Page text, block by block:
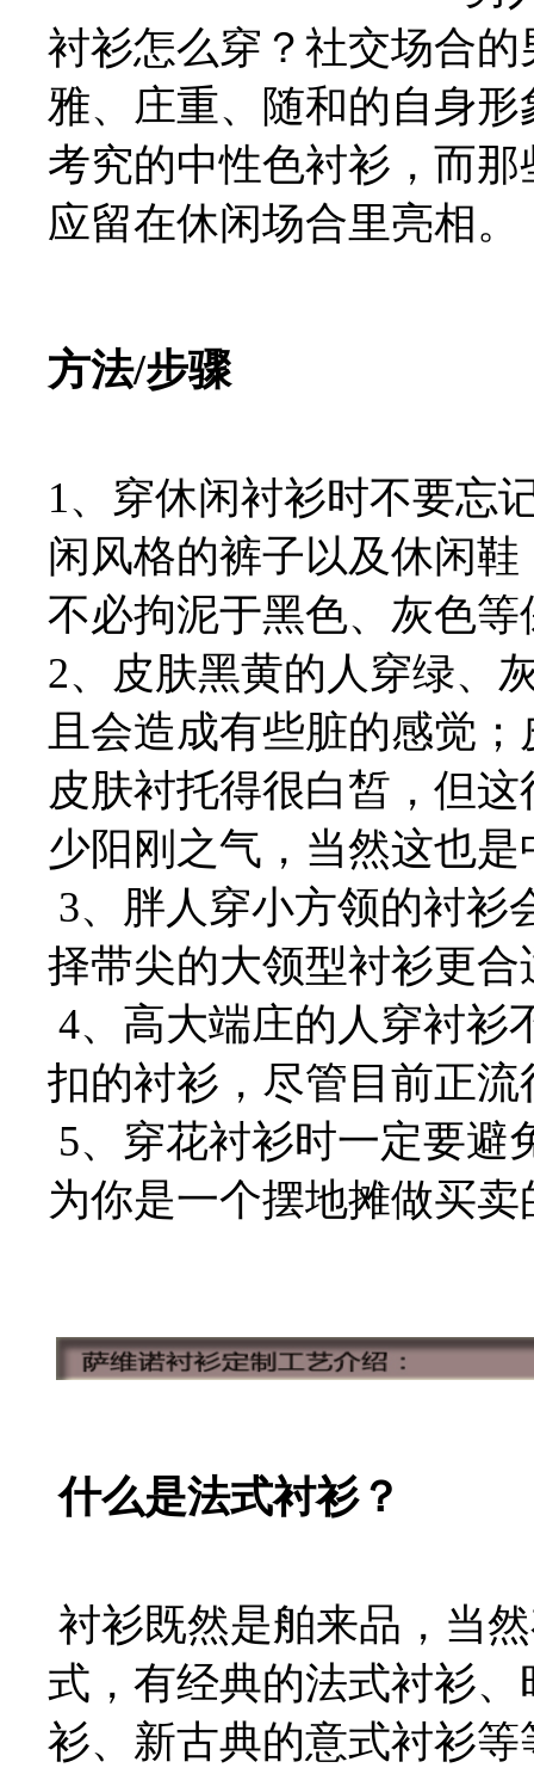
衬衫怎么穿？社交场合
雅、庄重、随和的自身
考究的中性色衬衫，而
应留在休闲场合里亮相。
方法/步骤
1、穿休闲衬衫时不要忘
闲风格的裤子以及休闲
不必拘泥于黑色、灰色等
2、皮肤黑黄的人穿绿、
且会造成有些脏的感觉
皮肤衬托得很白皙，但
少阳刚之气，当然这也
3、胖人穿小方领的衬衫
择带尖的大领型衬衫更合
4、高大端庄的人穿衬衫
扣的衬衫，尽管目前正流
5、穿花衬衫时一定要避
为你是一个摆地摊做买
什么是法式衬衫？
衬衫既然是舶来品，当
式，有经典的法式衬衫
衫、新古典的意式衬衫